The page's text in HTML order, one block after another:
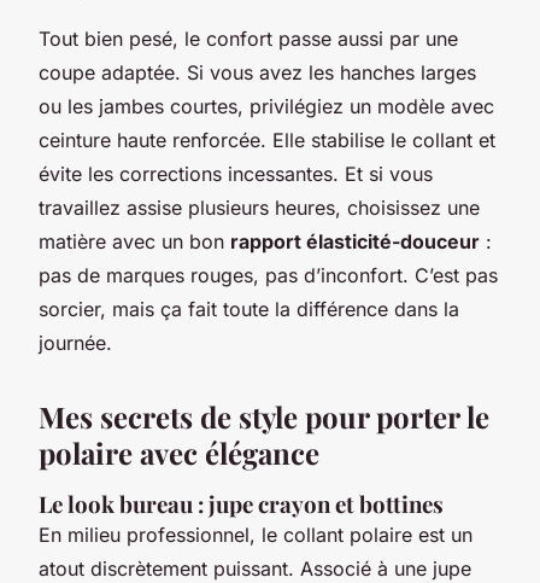
Tout bien pesé, le confort passe aussi par une
coupe adaptée. Si vous avez les hanches larges
ou les jambes courtes, privilégiez un modèle avec
ceinture haute renforcée. Elle stabilise le collant et
évite les corrections incessantes. Et si vous
travaillez assise plusieurs heures, choisissez une
matière avec un bon rapport élasticité-douceur :
pas de marques rouges, pas d’inconfort. C’est pas
sorcier, mais ça fait toute la différence dans la
journée.
Mes secrets de style pour porter le
polaire avec élégance
Le look bureau : jupe crayon et bottines
En milieu professionnel, le collant polaire est un
atout discrètement puissant. Associé à une jupe